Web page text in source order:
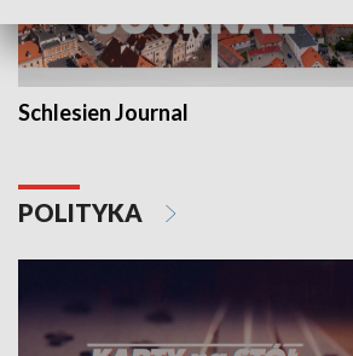
Schlesien Journal
POLITYKA